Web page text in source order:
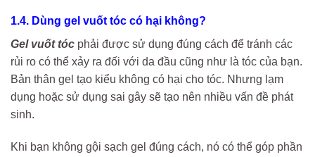
1.4. Dùng gel vuốt tóc có hại không?
Gel vuốt tóc phải được sử dụng đúng cách để tránh các
rủi ro có thể xảy ra đối với da đầu cũng như là tóc của bạn.
Bản thân gel tạo kiểu không có hại cho tóc. Nhưng lạm
dụng hoặc sử dụng sai gây sẽ tạo nên nhiều vấn đề phát
sinh.
Khi bạn không gội sạch gel đúng cách, nó có thể góp phần